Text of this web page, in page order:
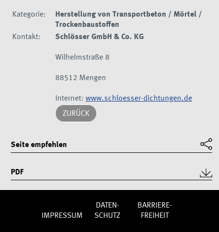
Kategorie:
Herstellung von Transportbeton / Mörtel /
Trockenbaustoffen
Kontakt:
Schlösser GmbH & Co. KG
Wilhelmstraße 8
88512 Mengen
Internet: www.schloesser-dichtungen.de
ZURÜCK
Seite empfehlen
PDF
IMPRES­SUM
DATEN­
SCHUTZ
BARRIERE­
FREIHEIT